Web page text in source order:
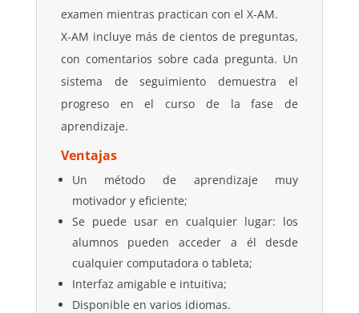
examen mientras practican con el X-AM.
X-AM incluye más de cientos de preguntas,
con comentarios sobre cada pregunta. Un
sistema de seguimiento demuestra el
progreso en el curso de la fase de
aprendizaje.
Ventajas
Un método de aprendizaje muy
motivador y eficiente;
Se puede usar en cualquier lugar: los
alumnos pueden acceder a él desde
cualquier computadora o tableta;
Interfaz amigable e intuitiva;
Disponible en varios idiomas.